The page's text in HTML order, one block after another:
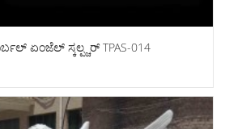
ಏಂಜೆಲ್ ಸ್ಕಲ್ಪ್ಚರ್ TPAS-014